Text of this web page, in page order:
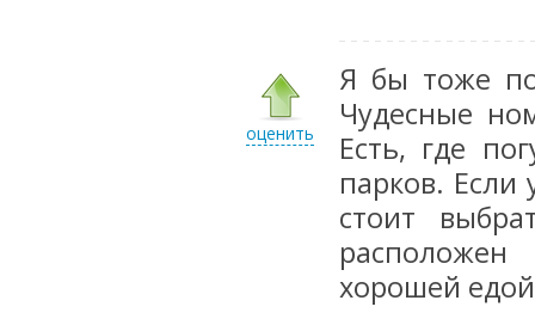
оценить
Я бы тоже
Чудесные
Есть, где
парков.
стоит
хорошей